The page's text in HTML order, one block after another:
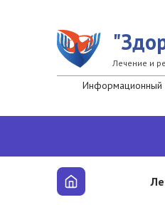
Лечение и
Информационный